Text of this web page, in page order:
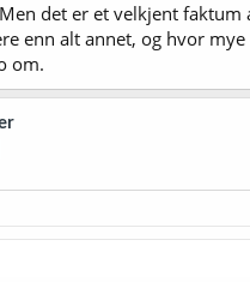
det er et velkjent faktum
enn alt annet, og hvor
om.